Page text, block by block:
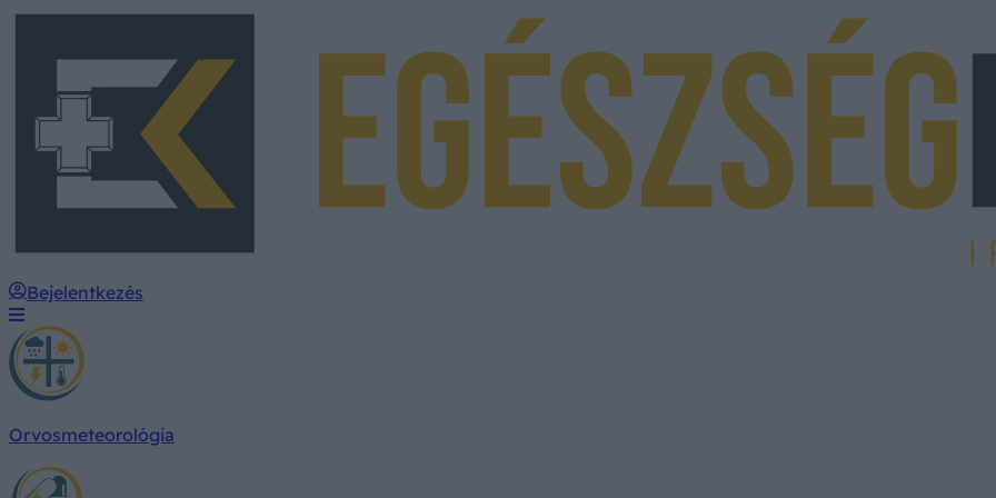
Bejelentkezés
Orvosmeteorológia